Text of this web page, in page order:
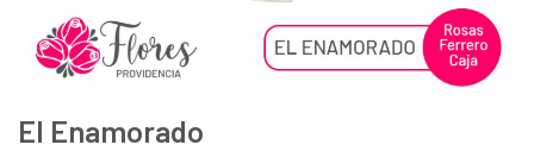
El Enamorado